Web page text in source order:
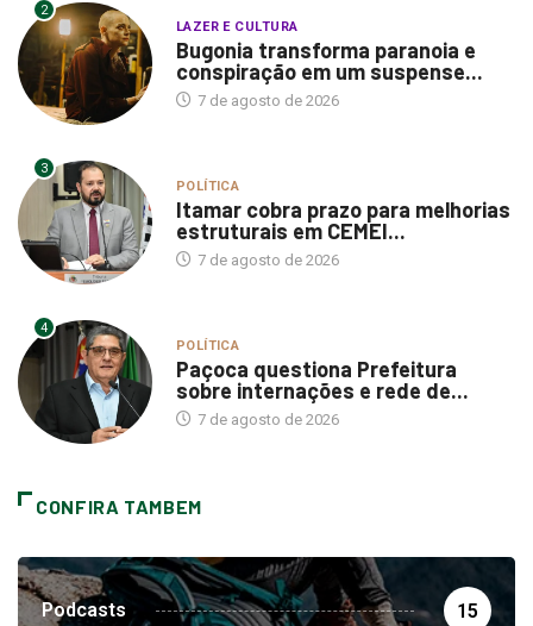
2
LAZER E CULTURA
Bugonia transforma paranoia e
conspiração em um suspense...
7 de agosto de 2026
3
POLÍTICA
Itamar cobra prazo para melhorias
estruturais em CEMEI...
7 de agosto de 2026
4
POLÍTICA
Paçoca questiona Prefeitura
sobre internações e rede de...
7 de agosto de 2026
CONFIRA TAMBEM
Podcasts 15